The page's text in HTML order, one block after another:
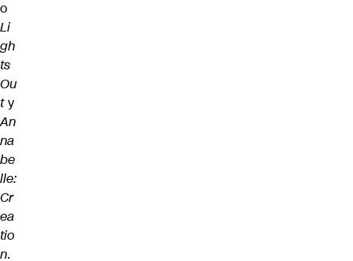
o
Li
gh
ts
Ou
ty
An
na
be
lle:
Cr
ea
tio
n.